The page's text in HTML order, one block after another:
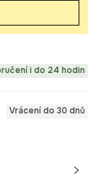
i do 24 hodin
Vrácení do 30 dnů